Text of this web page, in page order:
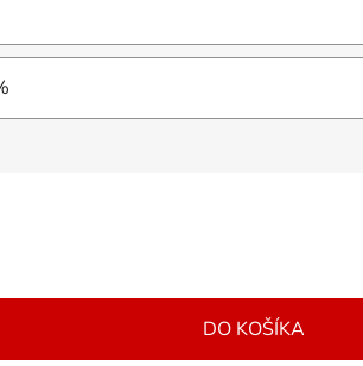
DO KOŠÍKA